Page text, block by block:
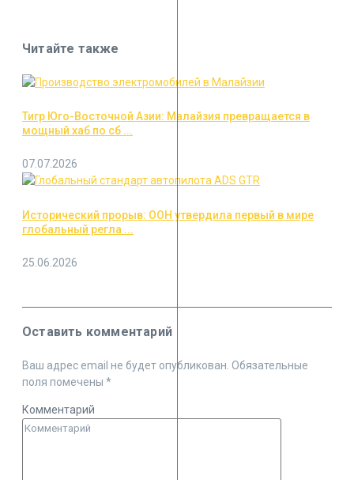
Читайте также
Тигр Юго-Восточной Азии: Малайзия превращается в
мощный хаб по сб ...
07.07.2026
Исторический прорыв: ООН утвердила первый в мире
глобальный регла ...
25.06.2026
Оставить комментарий
Ваш адрес email не будет опубликован. Обязательные
поля помечены *
Комментарий